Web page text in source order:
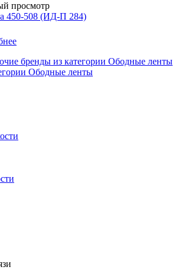
просмотр
450-508 (ИД-П 284)
бренды из категории Ободные ленты
Ободные ленты